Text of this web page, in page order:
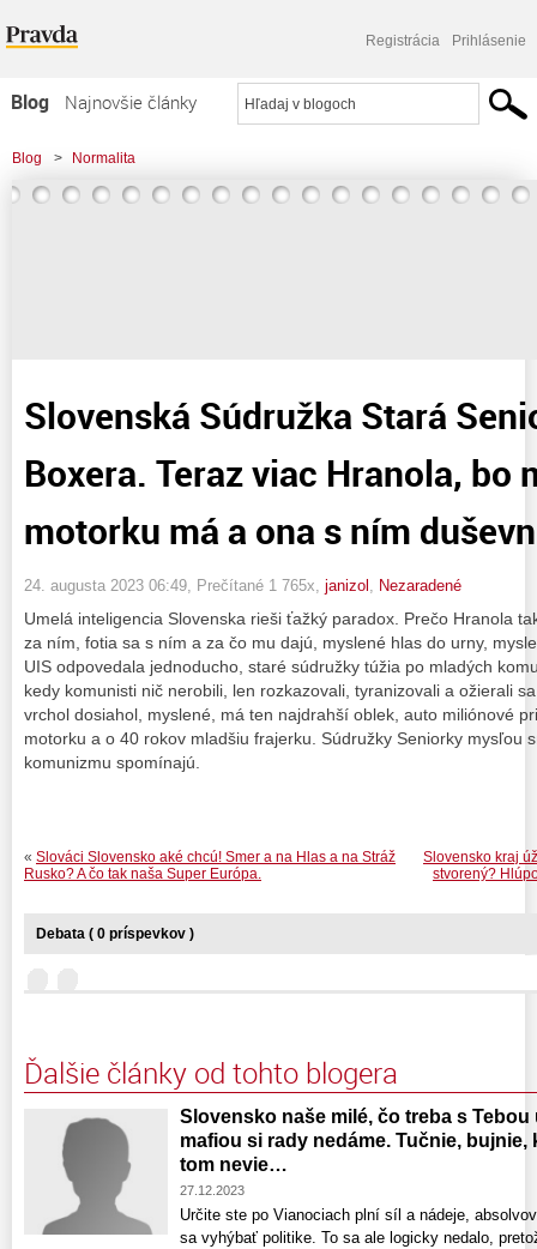
Registrácia Prihlásenie
Blog
Najnovšie články
Najčítanejšie články
Najkomentovanejšie články
Blog > Normalita
> Slovenská Súdružka Stará Seniorka milovala Boxera. Teraz viac Hranola, bo
Slovenská Súdružka Stará
Boxera. Teraz viac Hranola, bo
motorku má a ona s ním
24. augusta 2023 06:49 , Prečítané 1 765x, janizol Nezaradené
Umelá inteligencia Slovenska rieši ťažký paradox. Prečo Hranola
za ním, fotia sa s ním a za čo mu dajú, myslené hlas do urny,
UIS odpovedala jednoducho, staré súdružky túžia po mladých
kedy komunisti nič nerobili, len rozkazovali, tyranizovali a ožierali
vrchol dosiahol, myslené, má ten najdrahší oblek, auto miliónové
motorku a o 40 rokov mladšiu frajerku. Súdružky Seniorky mysľou
komunizmu spomínajú.
Slovensko kraj
stvorený?
« Slováci Slovensko aké chcú! Smer a na Hlas a na Stráž
Rusko? A čo tak naša Super Európa.
Debata ( 0 príspevkov )
Ďalšie články od tohto blogera
Slovensko naše milé, čo treba s
mafiou si rady nedáme. Tučnie,
tom nevie…
27.12.2023
Určite ste po Vianociach plní síl a nádeje,
sa vyhýbať politike. To sa ale logicky nedalo,